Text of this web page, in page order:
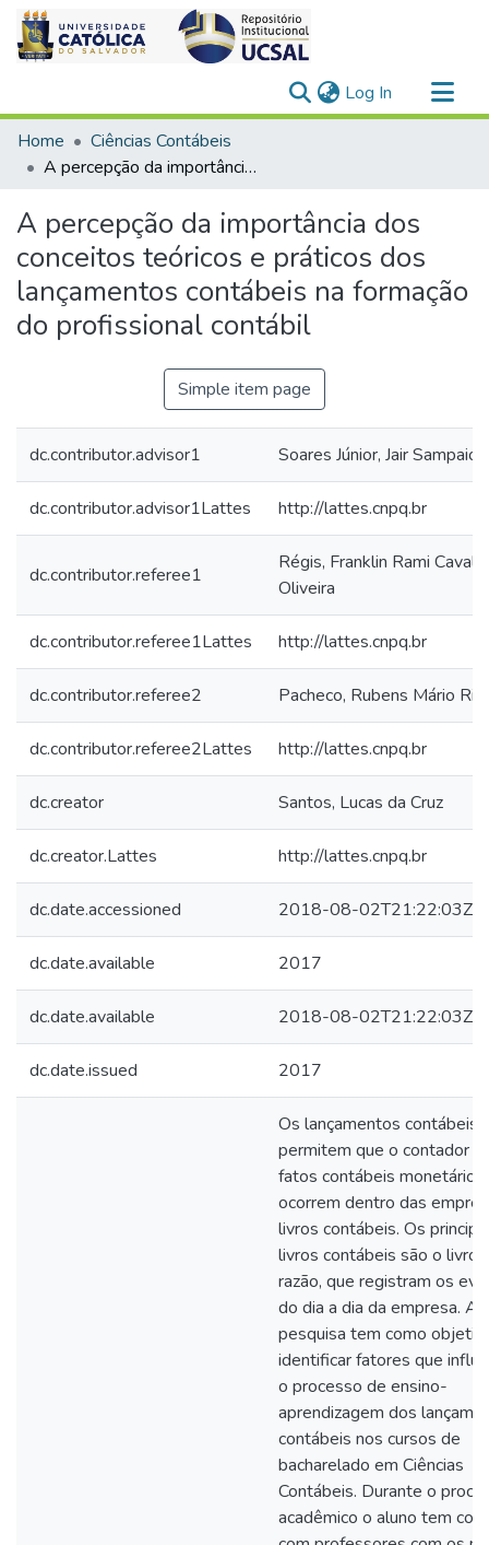
Log In (current)
Communities & Collections
All of DSpace
Home
Ciências Contábeis
A percepção da importância dos conceitos teóricos e práticos dos lançamentos contábeis na formação do profissional contábil
A percepção da importância dos
conceitos teóricos e práticos dos
lançamentos contábeis na formação
do profissional contábil
Simple item page
dc.contributor.advisor1 Soares Júnior, Jair Sampaio
dc.contributor.advisor1Lattes http://lattes.cnpq.br
dc.contributor.referee1
Régis, Franklin Rami
Oliveira
dc.contributor.referee1Lattes http://lattes.cnpq.br
dc.contributor.referee2 Pacheco, Rubens Mário
dc.contributor.referee2Lattes http://lattes.cnpq.br
dc.creator Santos, Lucas da Cruz
dc.creator.Lattes http://lattes.cnpq.br
dc.date.accessioned 2018-08-02T21:22:03Z
dc.date.available 2017
dc.date.available 2018-08-02T21:22:03Z
dc.date.issued 2017
Os lançamentos contábeis
permitem que o contador
fatos contábeis
ocorrem dentro das
livros contábeis. Os
livros contábeis são o livro
razão, que registram os
do dia a dia da empresa. A
pesquisa tem como
identificar fatores que
o processo de ensino-
aprendizagem dos
contábeis nos cursos de
bacharelado em Ciências
Contábeis. Durante o
acadêmico o aluno tem